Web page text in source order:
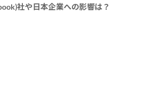
社や日本企業への影響は？